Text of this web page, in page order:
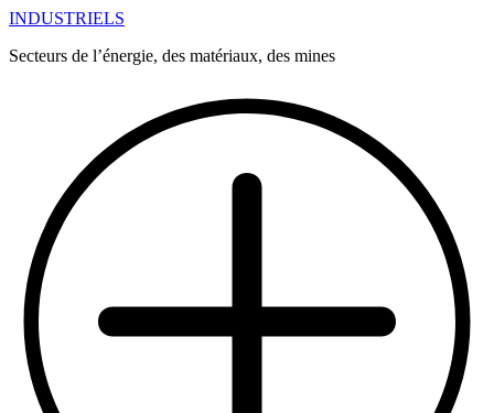
INDUSTRIELS
Secteurs de l’énergie, des matériaux, des mines